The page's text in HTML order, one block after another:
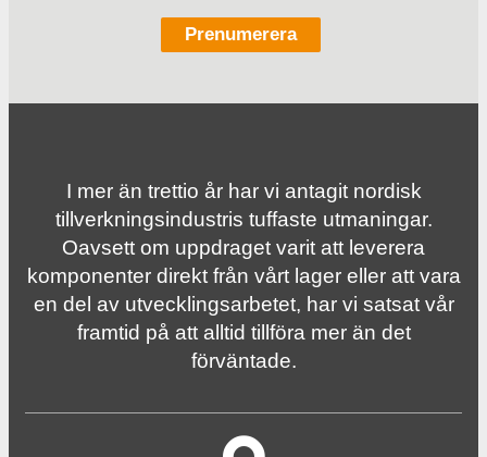
I mer än trettio år har vi antagit nordisk
tillverknings­industris tuffaste utmaningar.
Oavsett om uppdraget varit att leverera
komponenter direkt från vårt lager eller att vara
en del av utvecklingsarbetet, har vi satsat vår
framtid på att alltid tillföra mer än det
förväntade.